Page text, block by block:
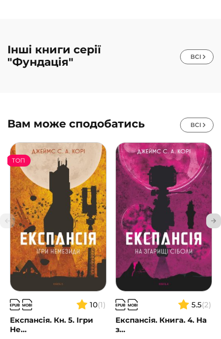
Інші книги серії
"Фундація"
ВСІ
Вам може сподобатись ВСІ
10(1)
Експансія. Кн. 5. Ігри
Не...
ТОП
5.5(2)
Експансія. Книга. 4. На
з...